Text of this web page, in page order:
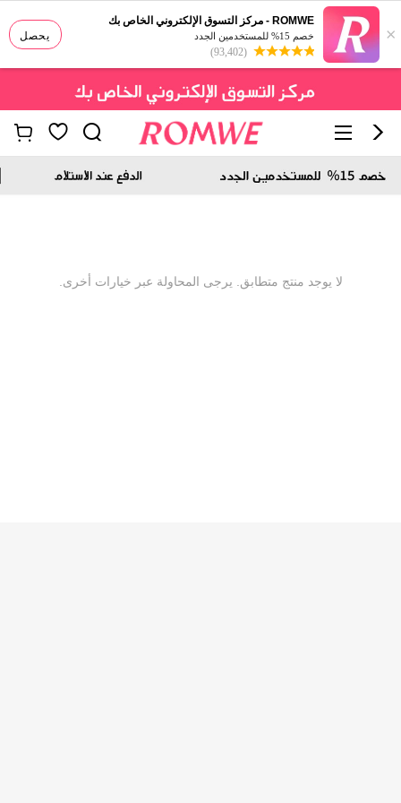
يحصل ×
ROMWE - مركز التسوق الإلكتروني الخاص بك
خصم 15% للمستخدمين الجدد
(93,402)
لا يوجد منتج متطابق. يرجى المحاولة عبر خيارات أخرى.